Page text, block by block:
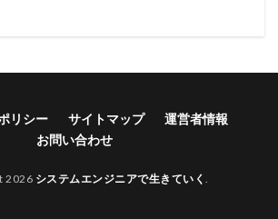
リシー サイトマップ
運営者情報
お問い合わせ
2026 システムエンジニアで生きていく